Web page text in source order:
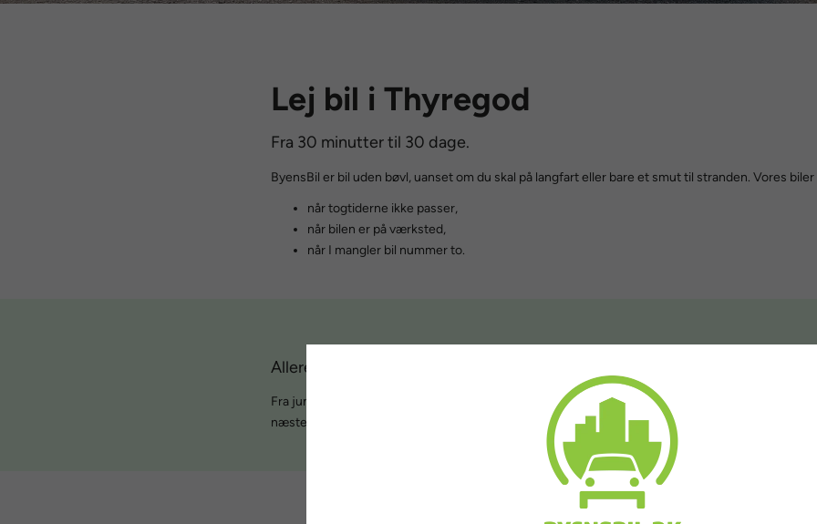
Lej bil i Thyregod
Fra 30 minutter til 30 dage.
ByensBil er bil uden bøvl, uanset om du skal på langfart eller bare et smut til stranden. Vores biler
når togtiderne ikke passer,
når bilen er på værksted,
når I mangler bil nummer to.
Allerede en del af hverdagen
Fra juni 2025 til juni 2026 kørte ByensBil i Thyregod over 3.000 km. Fra korte ture på omkring
næsten 500 km.